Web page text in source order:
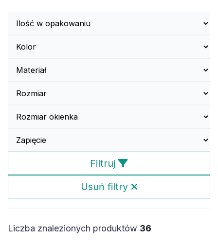
Filtruj
Usuń filtry
Liczba znalezionych produktów 36